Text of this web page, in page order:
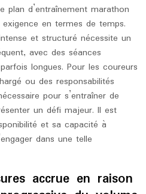
plan d’entraînement marathon
en termes de temps.
et structuré nécessite un
avec des séances
longues. Pour les coureurs
ou des responsabilités
pour s’entraîner de
un défi majeur. Il est
et sa capacité à
dans une telle
accrue en raison